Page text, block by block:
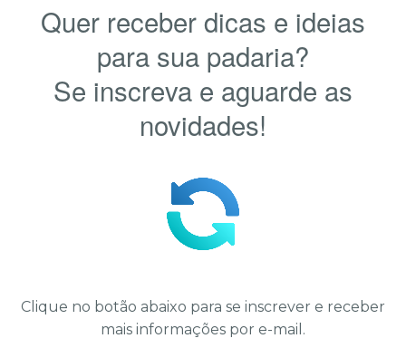
Quer receber dicas e ideias
para sua padaria?
Se inscreva e aguarde as
novidades!
Clique no botão abaixo para se inscrever e receber
mais informações por e-mail.